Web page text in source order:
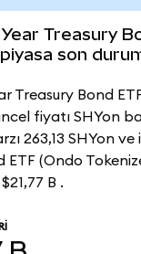
Treasury
son
Treasury Bond
fiyatı SHYon
263,13 SHYon ve
ETF (Ondo
B .